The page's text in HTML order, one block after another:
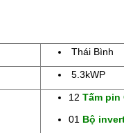
Thái Bình
5.3kWP
12 Tấm pin
01 Bộ